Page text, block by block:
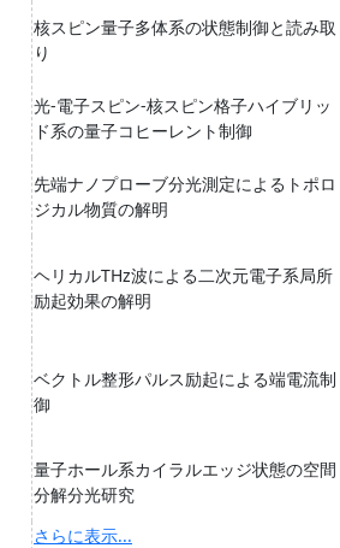
核スピン量子多体系の状態制御と読み取
り
光-電子スピン-核スピン格子ハイブリッ
ド系の量子コヒーレント制御
先端ナノプローブ分光測定によるトポロ
ジカル物質の解明
ヘリカルTHz波による二次元電子系局所
励起効果の解明
ベクトル整形パルス励起による端電流制
御
量子ホール系カイラルエッジ状態の空間
分解分光研究
さらに表示...